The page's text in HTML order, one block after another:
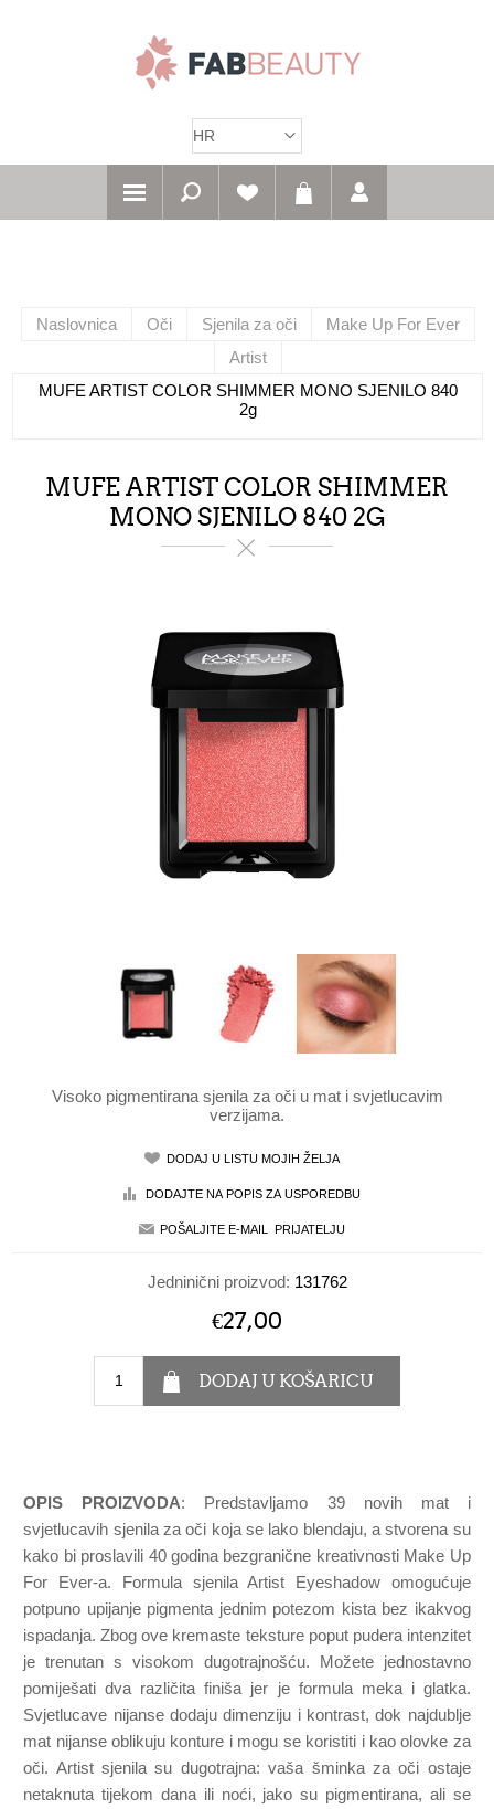
Naslovnica Oči Sjenila za oči
Make Up For Ever
Artist
MUFE ARTIST COLOR SHIMMER MONO SJENILO 840
2g
MUFE ARTIST COLOR SHIMMER
MONO SJENILO 840 2G
Visoko pigmentirana sjenila za oči u mat i svjetlucavim
verzijama.
Jedninični proizvod: 131762
€27,00
OPIS PROIZVODA: Predstavljamo 39 novih mat i
svjetlucavih sjenila za oči koja se lako blendaju, a stvorena su
kako bi proslavili 40 godina bezgranične kreativnosti Make Up
For Ever-a. Formula sjenila Artist Eyeshadow omogućuje
potpuno upijanje pigmenta jednim potezom kista bez ikakvog
ispadanja. Zbog ove kremaste teksture poput pudera intenzitet
je trenutan s visokom dugotrajnošću. Možete jednostavno
pomiješati dva različita finiša jer je formula meka i glatka.
Svjetlucave nijanse dodaju dimenziju i kontrast, dok najdublje
mat nijanse oblikuju konture i mogu se koristiti i kao olovke za
oči. Artist sjenila su dugotrajna: vaša šminka za oči ostaje
netaknuta tijekom dana ili noći, jako su pigmentirana, ali se